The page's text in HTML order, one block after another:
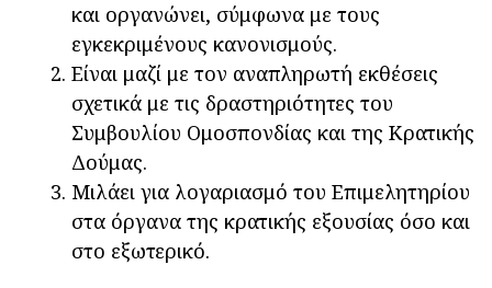
και οργανώνει, σύμφωνα με τους
εγκεκριμένους κανονισμούς.
Είναι μαζί με τον αναπληρωτή εκθέσεις
σχετικά με τις δραστηριότητες του
Συμβουλίου Ομοσπονδίας και της Κρατικής
Δούμας.
Μιλάει για λογαριασμό του Επιμελητηρίου
στα όργανα της κρατικής εξουσίας όσο και
στο εξωτερικό.